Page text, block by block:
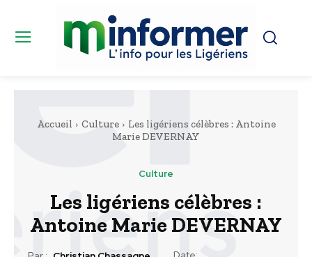
Accueil Culture
Les ligériens célèbres : Antoine
Marie DEVERNAY
Culture
Les ligériens célèbres :
Antoine Marie DEVERNAY